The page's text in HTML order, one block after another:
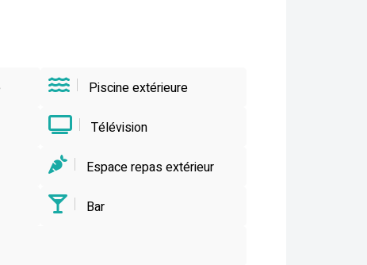
Piscine extérieure
Télévision
Espace repas extérieur
Bar